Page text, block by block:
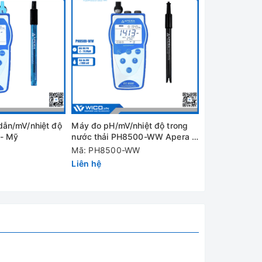
được
số
nước
dò
mV/nhiệt độ
Mỹ
Máy đo pH/mV/nhiệt độ trong
nước thải PH8500-WW Apera -
Mỹ
Mã: PH8500-WW
Liên hệ